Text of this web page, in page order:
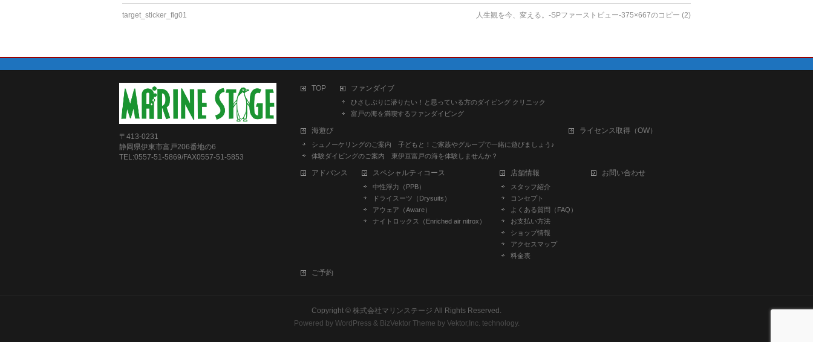
target_sticker_fig01 人生観を今、変える。-SPファーストビュー-375×667のコピー (2)
〒413-0231
静岡県伊東市富戸206番地の6
TEL:0557-51-5869/FAX0557-51-5853
TOP ファンダイブ
ひさしぶりに潜りたい！と思っている方のダイビング クリニック
富戸の海を満喫するファンダイビング
海遊び
シュノーケリングのご案内 子どもと！ご家族やグループで一緒に遊びましょう♪
体験ダイビングのご案内 東伊豆富戸の海を体験しませんか？
ライセンス取得（OW）
アドバンス スペシャルティコース
中性浮力（PPB）
ドライスーツ（Drysuits）
アウェア（Aware）
ナイトロックス（Enriched air nitrox）
店舗情報
スタッフ紹介
コンセプト
よくある質問（FAQ）
お支払い方法
ショップ情報
アクセスマップ
料金表
お問い合わせ
ご予約
Copyright © 株式会社マリンステージ All Rights Reserved.
Powered by WordPress & BizVektor Theme by Vektor,Inc. technology.